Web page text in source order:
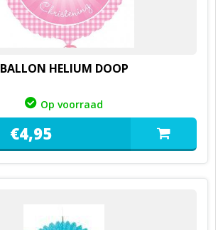
BALLON HELIUM DOOP
Op voorraad
€4,95